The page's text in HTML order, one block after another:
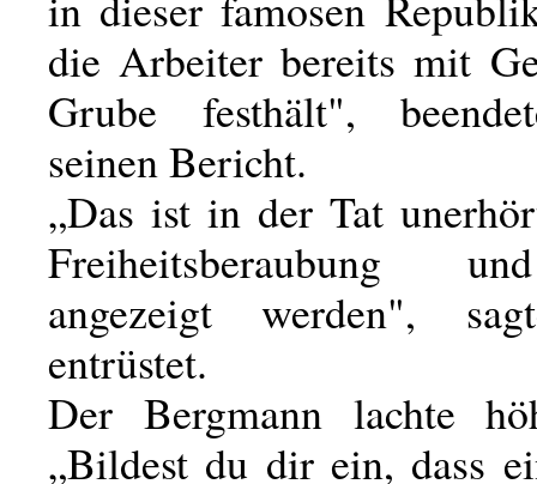
die Arbeiter bereits mit
Grube festhält",
seinen Bericht.
„Das ist in der Tat
Freiheitsberaubung
angezeigt werden",
entrüstet.
Der Bergmann lachte
„Bildest du dir ein, dass